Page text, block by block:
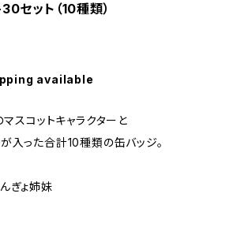
セット（10種類）
available
スコットキャラクターと
入った合計10種類の缶バッジ。
んぎょ姉妹